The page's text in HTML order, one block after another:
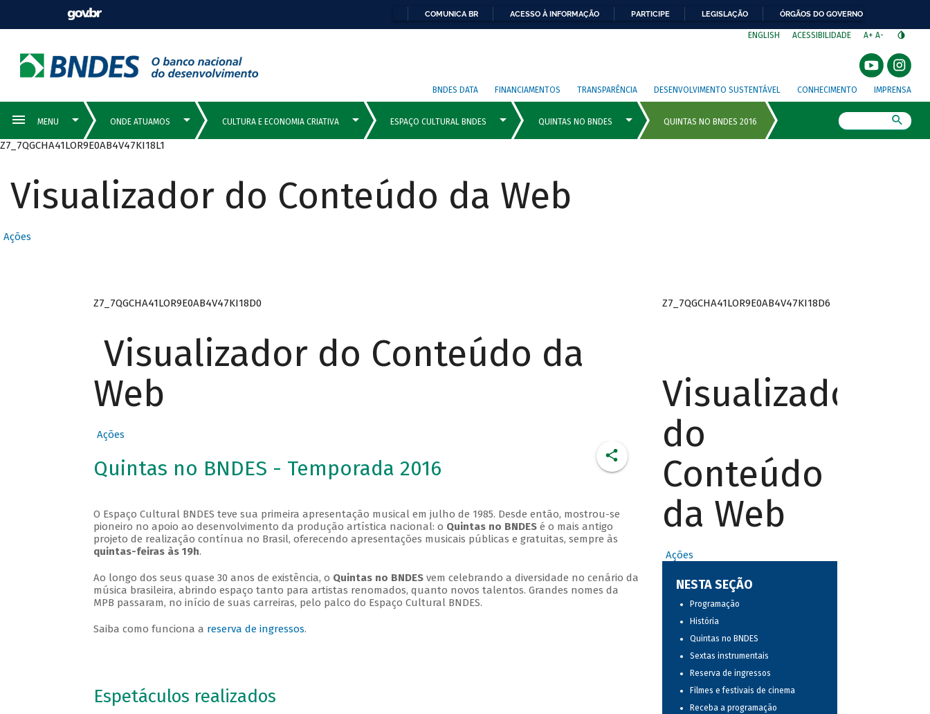
COMUNICA BR ACESSO À INFORMAÇÃO PARTICIPE LEGISLAÇÃO ÓRGÃOS DO GOVERNO
ENGLISH ACESSIBILIDADE A+ A-
BNDES DATA FINANCIAMENTOS TRANSPARÊNCIA DESENVOLVIMENTO SUSTENTÁVEL CONHECIMENTO IMPRENSA
Z7_7QGCHA41LOR9E0AB4V47KI18L1
Visualizador do Conteúdo da Web
Ações
Z7_7QGCHA41LOR9E0AB4V47KI18D0
Visualizador do Conteúdo da
Web
Ações
Quintas no BNDES - Temporada 2016
O Espaço Cultural BNDES teve sua primeira apresentação musical em julho de 1985. Desde então, mostrou-se
pioneiro no apoio ao desenvolvimento da produção artística nacional: o Quintas no BNDESé o mais antigo
projeto de realização contínua no Brasil, oferecendo apresentações musicais públicas e gratuitas, sempre às
quintas-feiras às 19h.
Ao longo dos seus quase 30 anos de existência, o Quintas no BNDESvem celebrando a diversidade no cenário da
música brasileira, abrindo espaço tanto para artistas renomados, quanto novos talentos. Grandes nomes da
MPB passaram, no início de suas carreiras, pelo palco do Espaço Cultural BNDES.
Saiba como funciona a reserva de ingressos.
Espetáculos realizados
Z7_7QGCHA41LOR9E0AB4V47KI18D6
Visualizador
do
Conteúdo
da Web
Ações
NESTA SEÇÃO
Programação
História
Quintas no BNDES
Sextas instrumentais
Reserva de ingressos
Filmes e festivais de cinema
Receba a programação